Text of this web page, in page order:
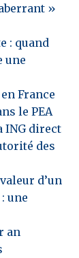
»
: quand
une
France
le PEA
ING direct
des
d’un
une
an